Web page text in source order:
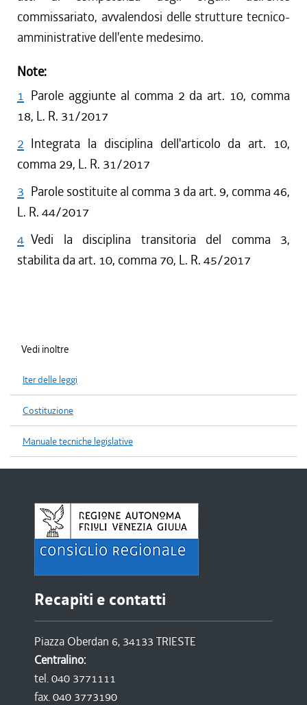
commissariato, avvalendosi delle strutture tecnico-
amministrative dell'ente medesimo.
Note:
1 Parole aggiunte al comma 2 da art. 10, comma
18, L. R. 31/2017
2 Integrata la disciplina dell'articolo da art. 10,
comma 29, L. R. 31/2017
3 Parole sostituite al comma 3 da art. 9, comma 46,
L. R. 44/2017
4 Vedi la disciplina transitoria del comma 3,
stabilita da art. 10, comma 70, L. R. 45/2017
Vedi inoltre
Iter delle leggi
Costituzione
Manuale tecniche legislative
Recapiti e contatti
Piazza Oberdan 6, 34133 TRIESTE
Centralino:
tel. 040 3771111
fax. 040 3773190